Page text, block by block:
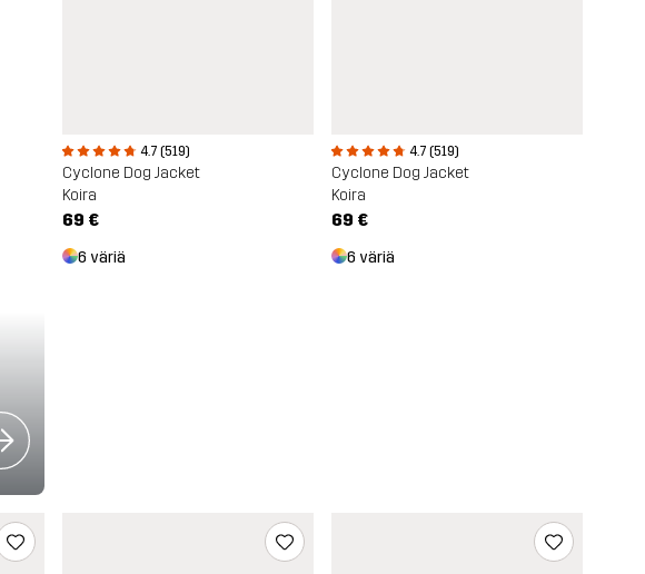
4.7 (519)
Cyclone Dog Jacket
Koira
69 €
6 väriä
4.7 (519)
Cyclone Dog Jacket
Koira
69 €
6 väriä